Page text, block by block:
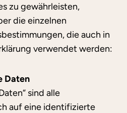
zu gewährleisten,
die einzelnen
die auch in
verwendet werden:
Daten
sind alle
auf eine identifizierte